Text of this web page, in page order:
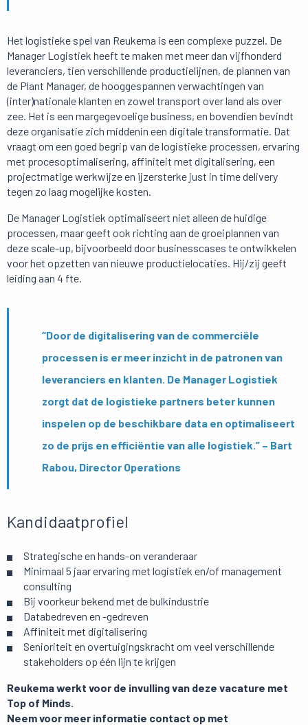
Het logistieke spel van Reukema is een complexe puzzel. De
Manager Logistiek heeft te maken met meer dan vijfhonderd
leveranciers, tien verschillende productielijnen, de plannen van
de Plant Manager, de hooggespannen verwachtingen van
(inter)nationale klanten en zowel transport over land als over
zee. Het is een margegevoelige business, en bovendien bevindt
deze organisatie zich middenin een digitale transformatie. Dat
vraagt om een goed begrip van de logistieke processen, ervaring
met procesoptimalisering, affiniteit met digitalisering, een
projectmatige werkwijze en ijzersterke just in time delivery
tegen zo laag mogelijke kosten.
De Manager Logistiek optimaliseert niet alleen de huidige
processen, maar geeft ook richting aan de groeiplannen van
deze scale-up, bijvoorbeeld door businesscases te ontwikkelen
voor het opzetten van nieuwe productielocaties. Hij/zij geeft
leiding aan 4 fte.
“Door de digitalisering van de commerciële
processen is er meer inzicht in de patronen van
leveranciers en klanten. De Manager Logistiek
zorgt dat de logistieke partners beter kunnen
inspelen op de beschikbare data en optimaliseert
zo de prijs en efficiëntie van alle logistiek.” – Bart
Rabou, Director Operations
Kandidaatprofiel
Strategische en hands-on veranderaar
Minimaal 5 jaar ervaring met logistiek en/of management
consulting
Bij voorkeur bekend met de bulkindustrie
Databedreven en -gedreven
Affiniteit met digitalisering
Senioriteit en overtuigingskracht om veel verschillende
stakeholders op één lijn te krijgen
Reukema werkt voor de invulling van deze vacature met
Top of Minds.
Neem voor meer informatie contact op met